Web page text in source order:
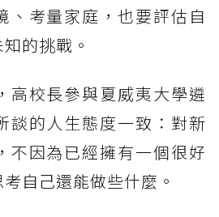
、考量家庭，也要評估自
的挑戰。
高校長參與夏威夷大學遴
談的人生態度一致：對新
不因為已經擁有一個很好
自己還能做些什麼。